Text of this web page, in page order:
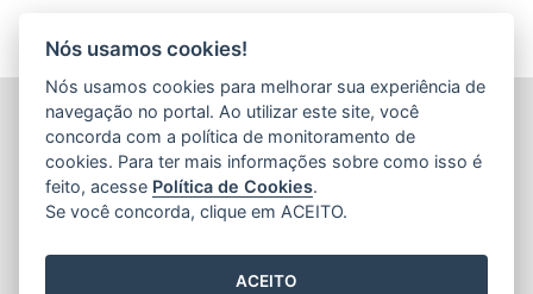
INSTITUTO ESTADUAL DE PROTEÇÃO E DEFESA DO
CONSUMIDOR (PROCON-ES)
Avenida Jerônimo Monteiro, nº 935 - Centro
CEP: 29.010-003 - Vitória / Espírito Santo
Tel.: 151
Nós usamos cookies!
Nós usamos cookies para melhorar sua experiência de
navegação no portal. Ao utilizar este site, você
concorda com a política de monitoramento de
cookies. Para ter mais informações sobre como isso é
feito, acesse Política de Cookies.
Se você concorda, clique em ACEITO.
ACEITO